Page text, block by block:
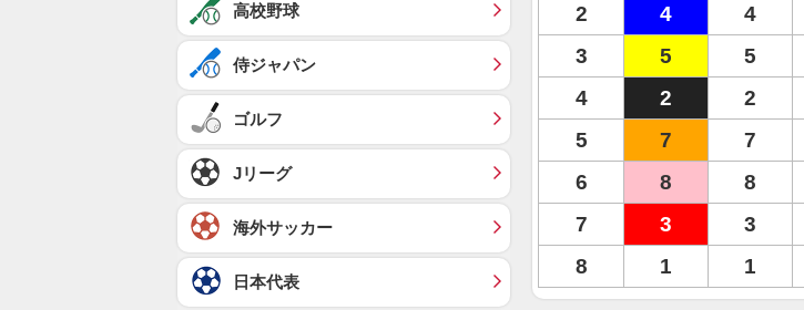
2
4 4
3
5 5
4
2 2
5
7 7
6
8 8
7
3 3
8
1 1
高校野球
侍ジャパン
ゴルフ
Jリーグ
海外サッカー
日本代表